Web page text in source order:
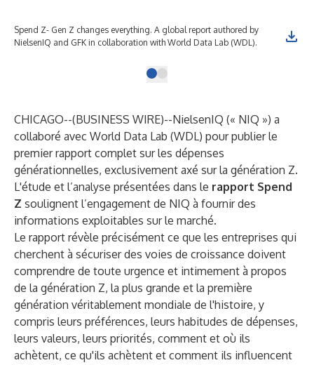
Spend Z- Gen Z changes everything. A global report authored by
NielsenIQ and GFK in collaboration with World Data Lab (WDL).
CHICAGO--(BUSINESS WIRE)--NielsenIQ (« NIQ ») a
collaboré avec World Data Lab (WDL) pour publier le
premier rapport complet sur les dépenses
générationnelles, exclusivement axé sur la génération Z.
L'étude et l’analyse présentées dans le rapport Spend
Z soulignent l’engagement de NIQ à fournir des
informations exploitables sur le marché.
Le rapport révèle précisément ce que les entreprises qui
cherchent à sécuriser des voies de croissance doivent
comprendre de toute urgence et intimement à propos
de la génération Z, la plus grande et la première
génération véritablement mondiale de l'histoire, y
compris leurs préférences, leurs habitudes de dépenses,
leurs valeurs, leurs priorités, comment et où ils
achètent, ce qu'ils achètent et comment ils influencent